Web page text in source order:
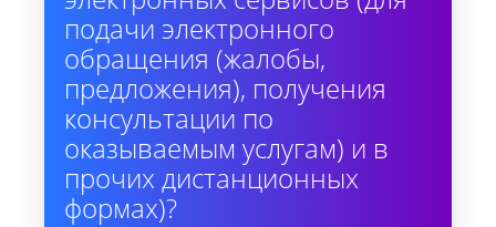
подачи электронного
обращения (жалобы,
предложения), получения
консультации по
оказываемым услугам) и в
прочих дистанционных
формах)?